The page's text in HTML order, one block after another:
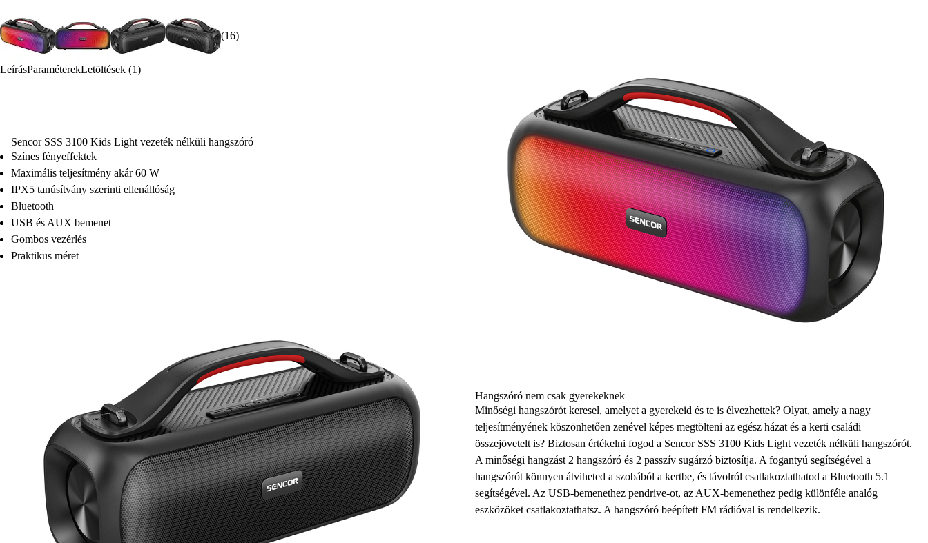
(16)
LeírásParaméterekLetöltések (1)
Sencor SSS 3100 Kids Light vezeték nélküli hangszóró
Színes fényeffektek
Maximális teljesítmény akár 60 W
IPX5 tanúsítvány szerinti ellenállóság
Bluetooth
USB és AUX bemenet
Gombos vezérlés
Praktikus méret
Hangszóró nem csak gyerekeknek
Minőségi hangszórót keresel, amelyet a gyerekeid és te is élvezhettek? Olyat, amely a nagy
teljesítményének köszönhetően zenével képes megtölteni az egész házat és a kerti családi
összejövetelt is? Biztosan értékelni fogod a Sencor SSS 3100 Kids Light vezeték nélküli hangszórót.
A minőségi hangzást 2 hangszóró és 2 passzív sugárzó biztosítja. A fogantyú segítségével a
hangszórót könnyen átviheted a szobából a kertbe, és távolról csatlakoztathatod a Bluetooth 5.1
segítségével. Az USB-bemenethez pendrive-ot, az AUX-bemenethez pedig különféle analóg
eszközöket csatlakoztathatsz. A hangszóró beépített FM rádióval is rendelkezik.